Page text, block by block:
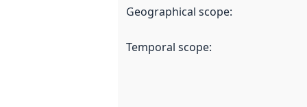
Geographical scope:
Temporal scope: